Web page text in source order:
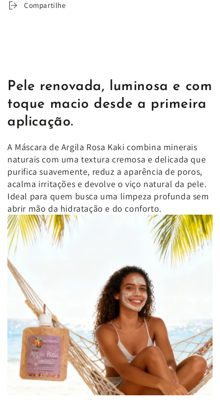
Compartilhe
Pele renovada, luminosa e com
toque macio desde a primeira
aplicação.
A Máscara de Argila Rosa Kaki combina minerais
naturais com uma textura cremosa e delicada que
purifica suavemente, reduz a aparência de poros,
acalma irritações e devolve o viço natural da pele.
Ideal para quem busca uma limpeza profunda sem
abrir mão da hidratação e do conforto.